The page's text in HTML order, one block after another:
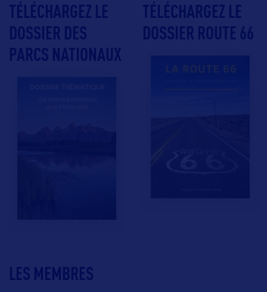
LES MEMBRES
TÉLÉCHARGEZ LE
DOSSIER DES
PARCS NATIONAUX
TÉLÉCHARGEZ LE
DOSSIER ROUTE 66